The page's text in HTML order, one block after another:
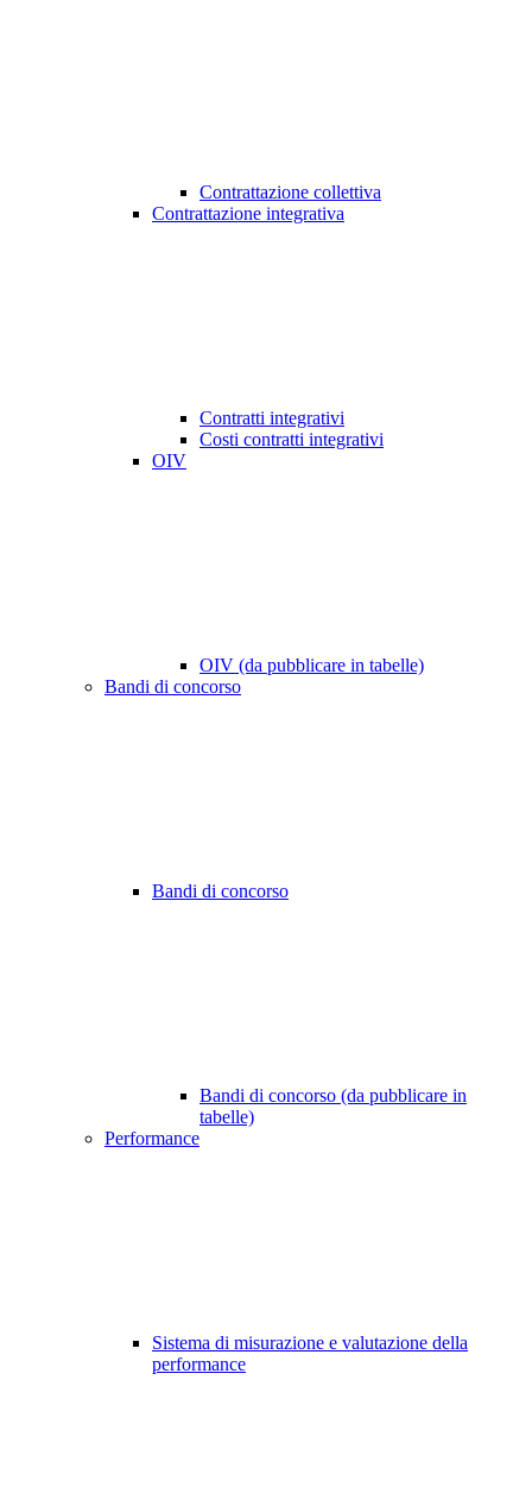
Contrattazione collettiva
Contrattazione integrativa
Contratti integrativi
Costi contratti integrativi
OIV
OIV (da pubblicare in tabelle)
Bandi di concorso
Bandi di concorso
Bandi di concorso (da pubblicare in
tabelle)
Performance
Sistema di misurazione e valutazione della
performance